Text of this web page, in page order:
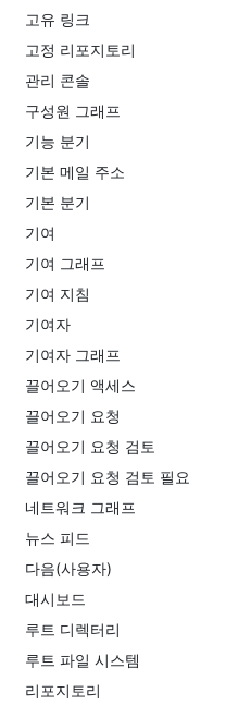
고유 링크
고정 리포지토리
관리 콘솔
구성원 그래프
기능 분기
기본 메일 주소
기본 분기
기여
기여 그래프
기여 지침
기여자
기여자 그래프
끌어오기 액세스
끌어오기 요청
끌어오기 요청 검토
끌어오기 요청 검토 필요
네트워크 그래프
뉴스 피드
다음(사용자)
대시보드
루트 디렉터리
루트 파일 시스템
리포지토리